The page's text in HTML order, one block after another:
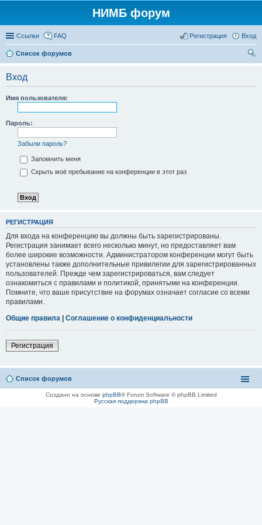
НИМБ форум
Ссылки FAQ Вход
Регистрация
Список форумов
Вход
Имя пользователя:
Пароль:
Забыли пароль?
Запомнить меня
Скрыть моё пребывание на конференции в этот раз
РЕГИСТРАЦИЯ
Для входа на конференцию вы должны быть зарегистрированы.
Регистрация занимает всего несколько минут, но предоставляет вам
более широкие возможности. Администратором конференции могут быть
установлены также дополнительные привилегии для зарегистрированных
пользователей. Прежде чем зарегистрироваться, вам следует
ознакомиться с правилами и политикой, принятыми на конференции.
Помните, что ваше присутствие на форумах означает согласие со всеми
правилами.
Общие правила | Соглашение о конфиденциальности
Регистрация
Список форумов
Создано на основе phpBB® Forum Software © phpBB Limited
Русская поддержка phpBB